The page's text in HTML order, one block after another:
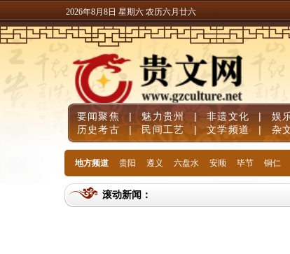
2026年8月8日 星期六 农历六月廿六
要闻聚焦 | 魅力贵州 | 非遗文化 | 娱
历史考古
| 民间工艺 | 文学频道 | 杂
地方频道 贵阳 遵义 六盘水 安顺 毕节 铜仁
滚动新闻：